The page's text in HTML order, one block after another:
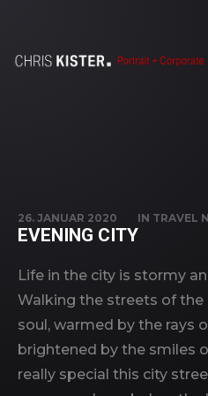
26. JANUAR 2020 IN TRAVEL
EVENING CITY
Life in the city is stormy
Walking the streets of the
soul, warmed by the rays
brightened by the smiles
really special this city